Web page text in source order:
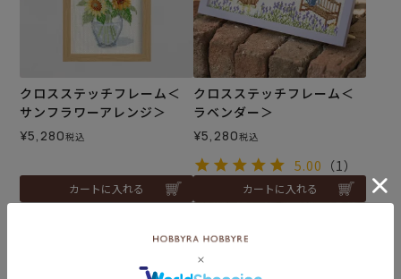
クロスステッチフレーム＜
サンフラワーアレンジ＞
¥5,280税込
カートに入れる
クロスステッチフレーム＜
ラベンダー＞
¥5,280税込
5.00 （1）
カートに入れる